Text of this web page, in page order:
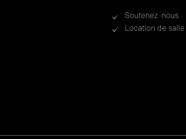
Soutenez-nous
Location de salle